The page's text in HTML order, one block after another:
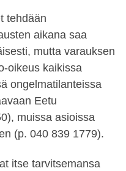
tehdään
aikana saa
mutta varauksen
oikeus kaikissa
ongelmatilanteissa
Eetu
muissa asioissa
(p. 040 839 1779).
itse tarvitsemansa